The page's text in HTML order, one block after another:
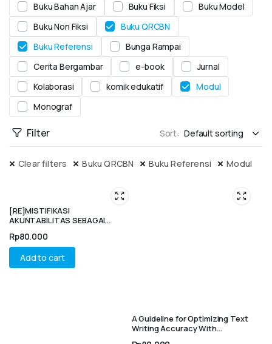
Buku Bahan Ajar
Buku Fiksi
Buku Model
Buku Non Fiksi
Buku QRCBN
Buku Referensi
Bunga Rampai
Cerita Bergambar
e-book
Jurnal
Kolaborasi
komik edukatif
Modul
Monograf
Filter Sort:
Clear filters Buku QRCBN Buku Referensi Modul
[RE]MISTIFIKASI
AKUNTABILITAS SEBAGAI
Rp80.000
Add to cart
A Guideline for Optimizing Text
Writing Accuracy With